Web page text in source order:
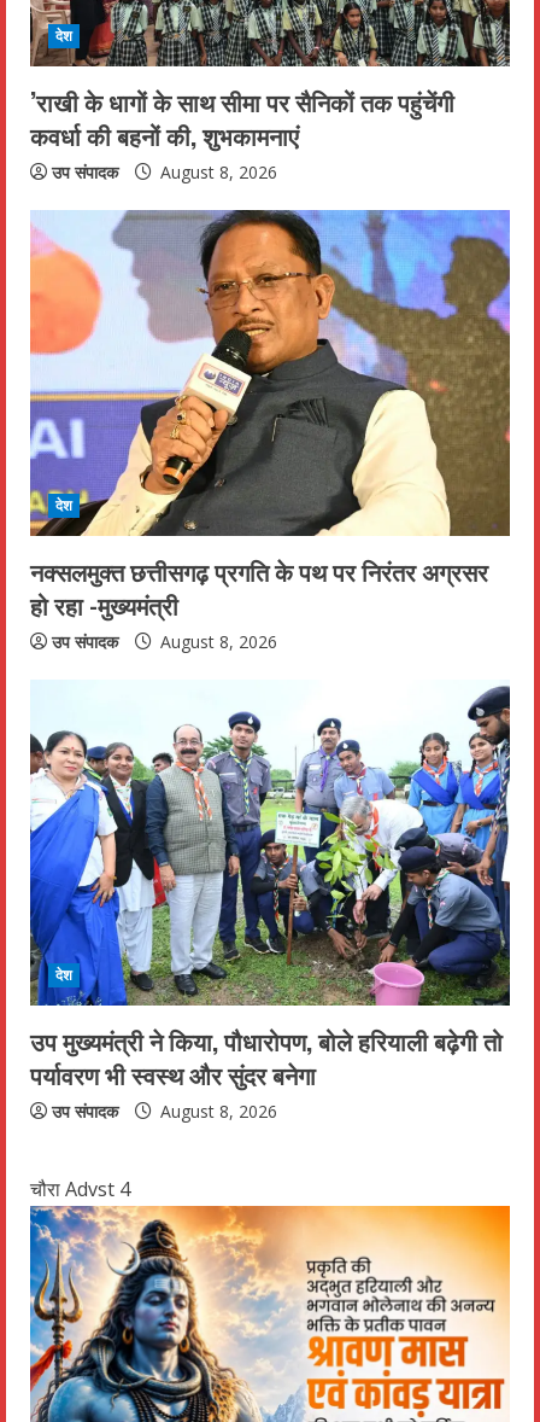
d
i
n
g
देश
’राखी के धागों के साथ सीमा पर सैनिकों तक पहुंचेंगी
कवर्धा की बहनों की, शुभकामनाएं
उप संपादक August 8, 2026
देश
नक्सलमुक्त छत्तीसगढ़ प्रगति के पथ पर निरंतर अग्रसर
हो रहा -मुख्यमंत्री
उप संपादक August 8, 2026
देश
उप मुख्यमंत्री ने किया, पौधारोपण, बोले हरियाली बढ़ेगी तो
पर्यावरण भी स्वस्थ और सुंदर बनेगा
उप संपादक August 8, 2026
चौरा Advst 4